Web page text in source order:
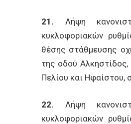
21. Λήψη
κυκλοφοριακών
θέσης στάθμευσης
της οδού
Πελίου και Ηφαίστου,
22. Λήψη
κυκλοφοριακών